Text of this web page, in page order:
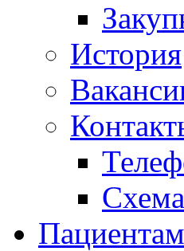
История
Пациентам